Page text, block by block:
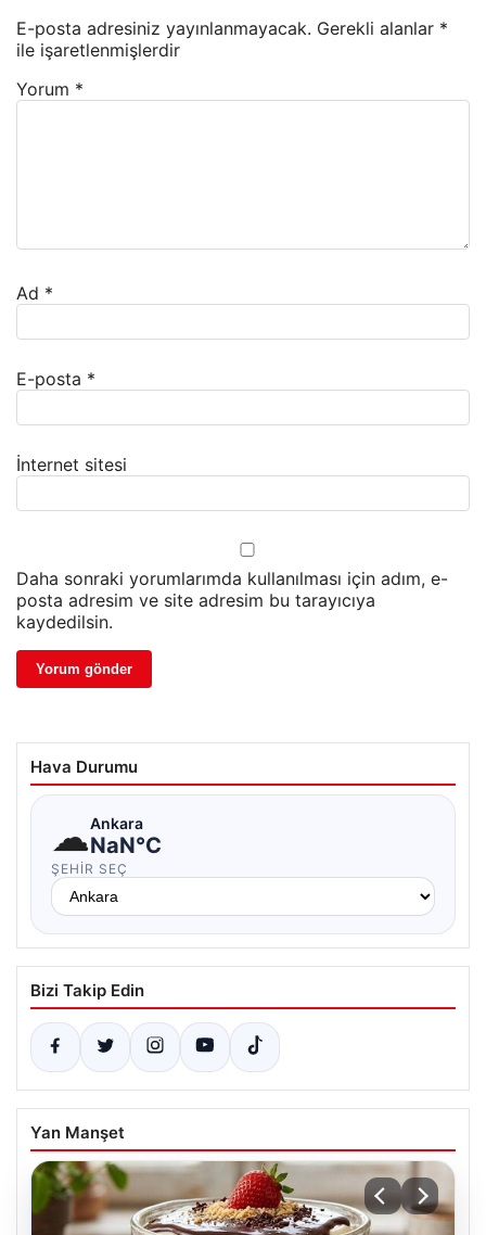
E-posta adresiniz yayınlanmayacak. Gerekli alanlar *
ile işaretlenmişlerdir
Yorum *
Ad *
E-posta *
İnternet sitesi
Daha sonraki yorumlarımda kullanılması için adım, e-
posta adresim ve site adresim bu tarayıcıya
kaydedilsin.
Hava Durumu
☁Ankara
NaN°C
ŞEHIR SEÇ
Bizi Takip Edin
Yan Manşet